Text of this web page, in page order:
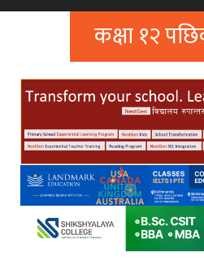
कक्षा १२